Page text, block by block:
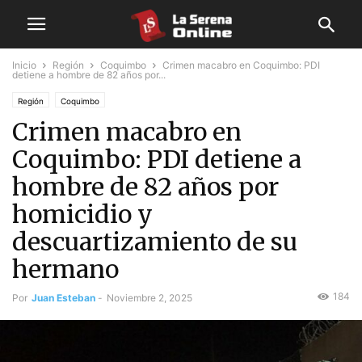
Inicio Región Coquimbo
Crimen macabro en Coquimbo: PDI
detiene a hombre de 82 años por...
Región Coquimbo
Crimen macabro en
Coquimbo: PDI detiene a
hombre de 82 años por
homicidio y
descuartizamiento de su
hermano
Por Juan Esteban - Noviembre 2, 2025 184